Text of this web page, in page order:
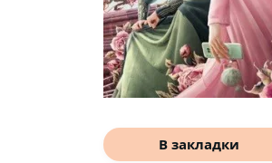
В закладки